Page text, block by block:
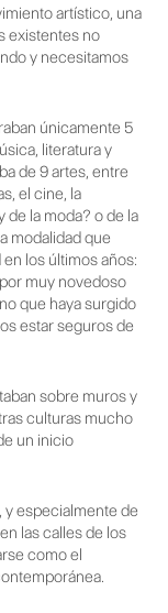
artístico, una
existentes no
y necesitamos
únicamente 5
literatura y
de 9 artes, entre
el cine, la
de la moda? o de la
modalidad que
los últimos años:
muy novedoso
que haya surgido
estar seguros de
sobre muros y
culturas mucho
un inicio
y especialmente de
las calles de los
como el